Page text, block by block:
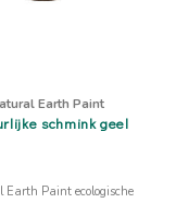
Earth Paint
schmink geel
Earth Paint ecologische